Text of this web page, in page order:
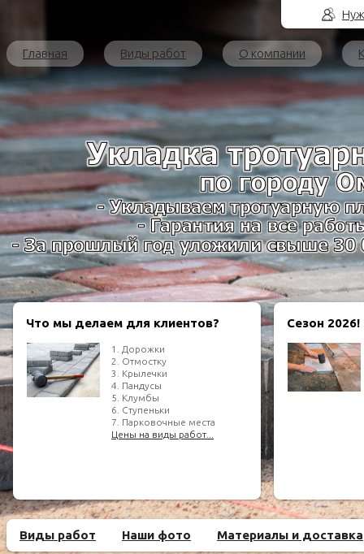
Главная Виды работ О компании
Что мы делаем для клиентов?
1. Дорожки
2. Отмостку
3. Крылечки
4. Пандусы
5. Клумбы
6. Ступеньки
7. Парковочные места
Цены на виды работ...
Сезон 2026!
Виды работ Наши фото Материалы и доставка